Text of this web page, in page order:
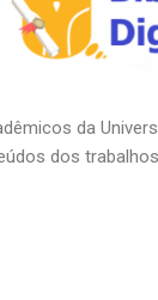
da
dos